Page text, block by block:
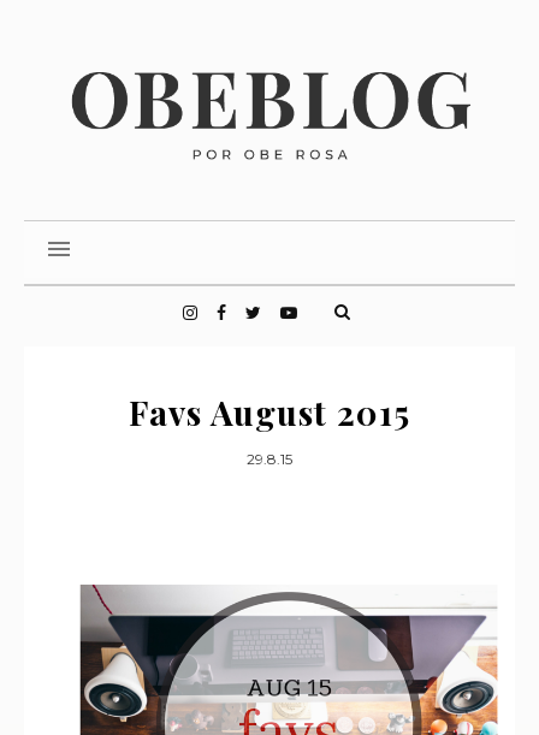
Favs August 2015
29.8.15